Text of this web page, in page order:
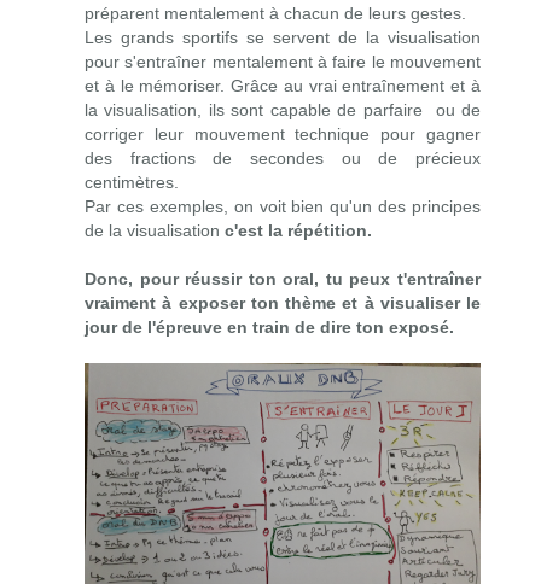
préparent mentalement à chacun de leurs gestes.
Les grands sportifs se servent de la visualisation
pour s'entraîner mentalement à faire le mouvement
et à le mémoriser. Grâce au vrai entraînement et à
la visualisation, ils sont capable de parfaire ou de
corriger leur mouvement technique pour gagner
des fractions de secondes ou de précieux
centimètres.
Par ces exemples, on voit bien qu'un des principes
de la visualisation c'est la répétition.
Donc, pour réussir ton oral, tu peux t'entraîner
vraiment à exposer ton thème et à visualiser le
jour de l'épreuve en train de dire ton exposé.